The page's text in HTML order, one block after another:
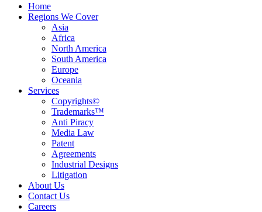
Home
Regions We Cover
Asia
Africa
North America
South America
Europe
Oceania
Services
Copyrights©
Trademarks™
Anti Piracy
Media Law
Patent
Agreements
Industrial Designs
Litigation
About Us
Contact Us
Careers